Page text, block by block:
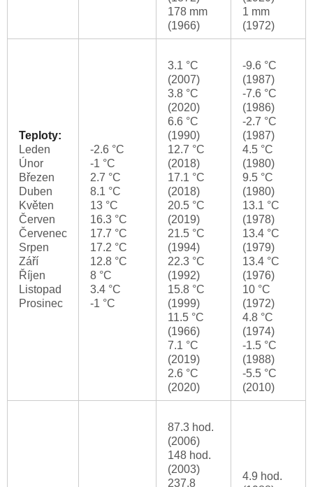
178 mm
(1966)
1 mm
(1972)
Teploty:
Leden
Únor
Březen
Duben
Květen
Červen
Červenec
Srpen
Září
Říjen
Listopad
Prosinec
-2.6 °C
-1 °C
2.7 °C
8.1 °C
13 °C
16.3 °C
17.7 °C
17.2 °C
12.8 °C
8 °C
3.4 °C
-1 °C
3.1 °C
(2007)
3.8 °C
(2020)
6.6 °C
(1990)
12.7 °C
(2018)
17.1 °C
(2018)
20.5 °C
(2019)
21.5 °C
(1994)
22.3 °C
(1992)
15.8 °C
(1999)
11.5 °C
(1966)
7.1 °C
(2019)
2.6 °C
(2020)
-9.6 °C
(1987)
-7.6 °C
(1986)
-2.7 °C
(1987)
4.5 °C
(1980)
9.5 °C
(1980)
13.1 °C
(1978)
13.4 °C
(1979)
13.4 °C
(1976)
10 °C
(1972)
4.8 °C
(1974)
-1.5 °C
(1988)
-5.5 °C
(2010)
87.3 hod.
(2006)
148 hod.
(2003)
237.8
4.9 hod.